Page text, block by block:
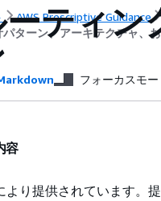
AWS Prescriptive Guidance
ターン、アーキテクチャ、
ティン
フォーカスモー
容
より提供されています。